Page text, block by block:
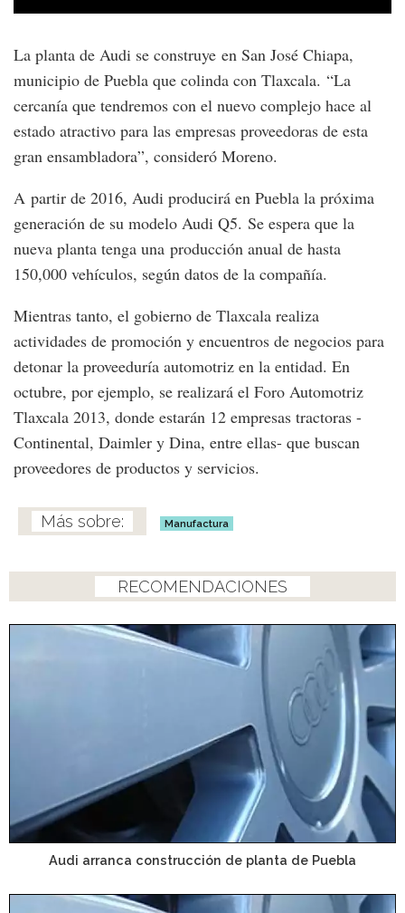
La planta de Audi se construye en San José Chiapa,
municipio de Puebla que colinda con Tlaxcala. “La
cercanía que tendremos con el nuevo complejo hace al
estado atractivo para las empresas proveedoras de esta
gran ensambladora”, consideró Moreno.
A partir de 2016, Audi producirá en Puebla la próxima
generación de su modelo Audi Q5. Se espera que la
nueva planta tenga una producción anual de hasta
150,000 vehículos, según datos de la compañía.
Mientras tanto, el gobierno de Tlaxcala realiza
actividades de promoción y encuentros de negocios para
detonar la proveeduría automotriz en la entidad. En
octubre, por ejemplo, se realizará el Foro Automotriz
Tlaxcala 2013, donde estarán 12 empresas tractoras -
Continental, Daimler y Dina, entre ellas- que buscan
proveedores de productos y servicios.
Manufactura
RECOMENDACIONES
Audi arranca construcción de planta de Puebla